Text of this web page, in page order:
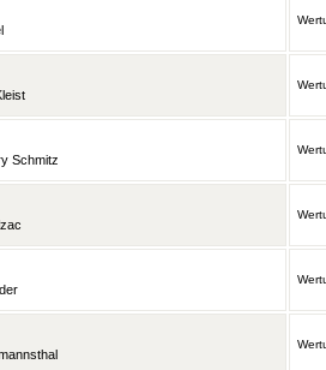
Schmitz